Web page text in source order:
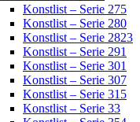
Konstlist – Serie 275
Konstlist – Serie 280
Konstlist – Serie 2823
Konstlist – Serie 291
Konstlist – Serie 301
Konstlist – Serie 307
Konstlist – Serie 315
Konstlist – Serie 33